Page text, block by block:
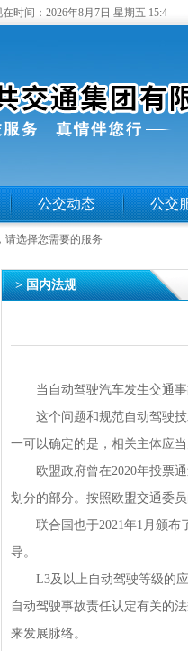
时间： 2026年8月7日 星期五 15:4
公交动态 公交
请选择您需要的服务
> 国内法规
当自动驾驶汽车发生交通事
这个问题和规范自动驾驶技
一可以确定的是，相关主体应
欧盟政府曾在2020年投票通
划分的部分。按照欧盟交通委
联合国也于2021年1月颁布
导。
L3及以上自动驾驶等级的应
自动驾驶事故责任认定有关的
来发展脉络。